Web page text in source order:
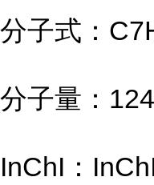
分子式：
分子量：
InChI：